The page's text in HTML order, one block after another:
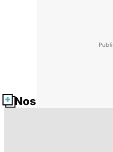
Nos fiches santé